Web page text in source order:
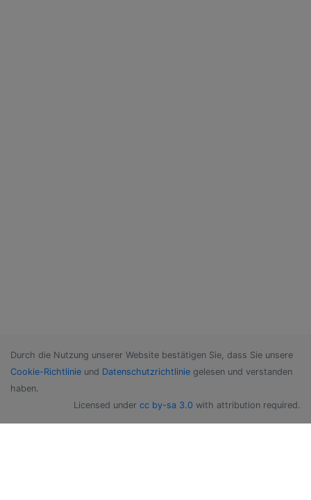
Durch die Nutzung unserer Website bestätigen Sie, dass Sie unsere
Cookie-Richtlinie und Datenschutzrichtlinie gelesen und verstanden
haben.
Licensed under cc by-sa 3.0 with attribution required.